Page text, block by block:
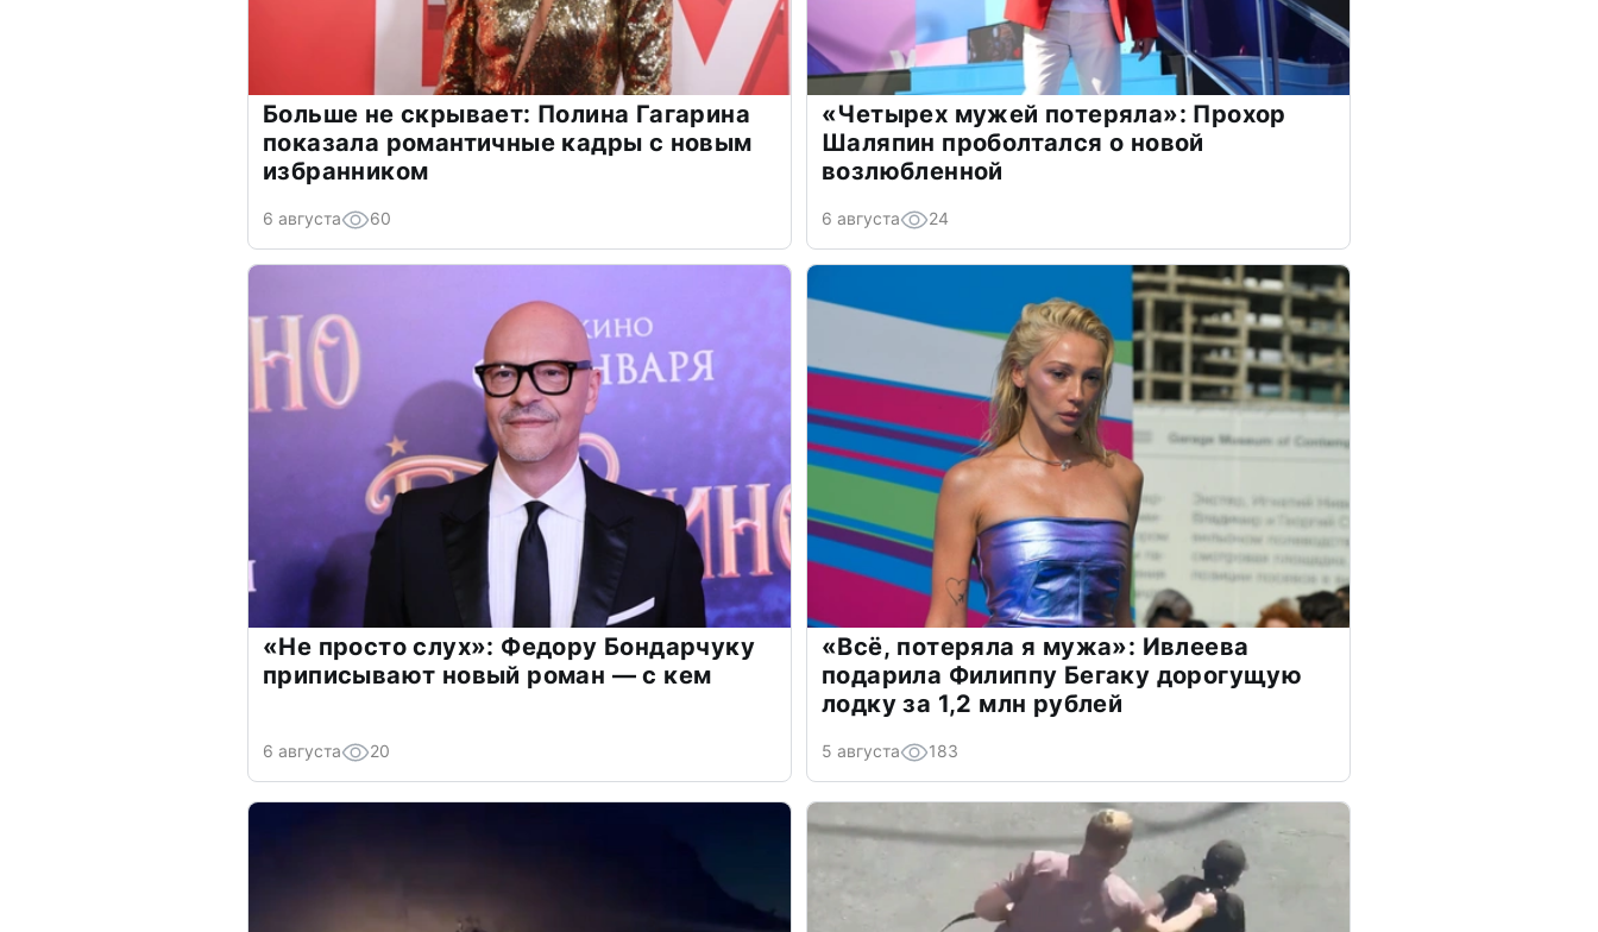
Больше не скрывает: Полина Гагарина
показала романтичные кадры с новым
избранником
6 августа 60
«Четырех мужей потеряла»: Прохор
Шаляпин проболтался о новой
возлюбленной
6 августа 24
«Не просто слух»: Федору Бондарчуку
приписывают новый роман — с кем
6 августа 20
«Всё, потеряла я мужа»: Ивлеева
подарила Филиппу Бегаку дорогущую
лодку за 1,2 млн рублей
5 августа 183